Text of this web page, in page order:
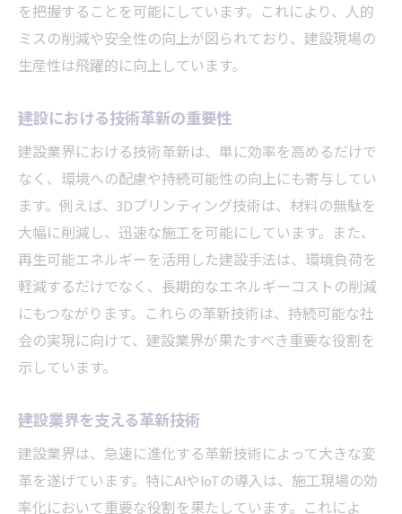
環境に優しい建設の未来像
サステナブルな建設技術の意義
持続可能な建設が社会にもたらす影響
建設業界におけるエコ技術の進化
環境配慮型建設の未来を探る
AIが牽引する建設業界の進化
AI活用が変える建設の未来
建設現場におけるAI技術の役割
AIがもたらす建設業の労働改革
建設技術の進化を導くAIの力
AI活用で進化する施工管理
建設におけるAIの未来展望
IoT活用で進化する建設現場の実態
IoT技術が変える建設の現場
建設業界におけるIoTの活用事例
IoT導入で実現する建設効率化
を把握することを可能にしています。これにより、人的
ミスの削減や安全性の向上が図られており、建設現場の
生産性は飛躍的に向上しています。
建設における技術革新の重要性
建設業界における技術革新は、単に効率を高めるだけで
なく、環境への配慮や持続可能性の向上にも寄与してい
ます。例えば、3Dプリンティング技術は、材料の無駄を
大幅に削減し、迅速な施工を可能にしています。また、
再生可能エネルギーを活用した建設手法は、環境負荷を
軽減するだけでなく、長期的なエネルギーコストの削減
にもつながります。これらの革新技術は、持続可能な社
会の実現に向けて、建設業界が果たすべき重要な役割を
示しています。
建設業界を支える革新技術
建設業界は、急速に進化する革新技術によって大きな変
革を遂げています。特にAIやIoTの導入は、施工現場の効